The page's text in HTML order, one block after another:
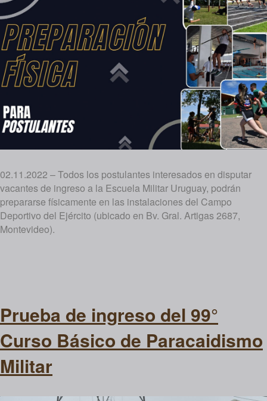
02.11.2022 – Todos los postulantes interesados en disputar
vacantes de ingreso a la Escuela Militar Uruguay, podrán
prepararse físicamente en las instalaciones del Campo
Deportivo del Ejército (ubicado en Bv. Gral. Artigas 2687,
Montevideo).
Prueba de ingreso del 99°
Curso Básico de Paracaidismo
Militar